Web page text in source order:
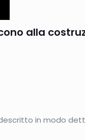
alla
in modo